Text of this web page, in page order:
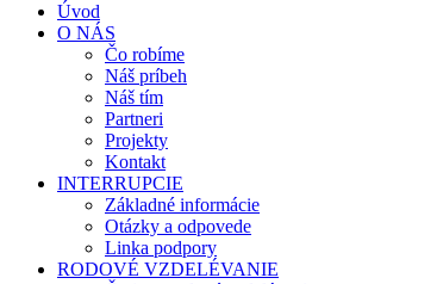
Úvod
O NÁS
Čo robíme
Náš príbeh
Náš tím
Partneri
Projekty
Kontakt
INTERRUPCIE
Základné informácie
Otázky a odpovede
Linka podpory
RODOVÉ VZDELÉVANIE